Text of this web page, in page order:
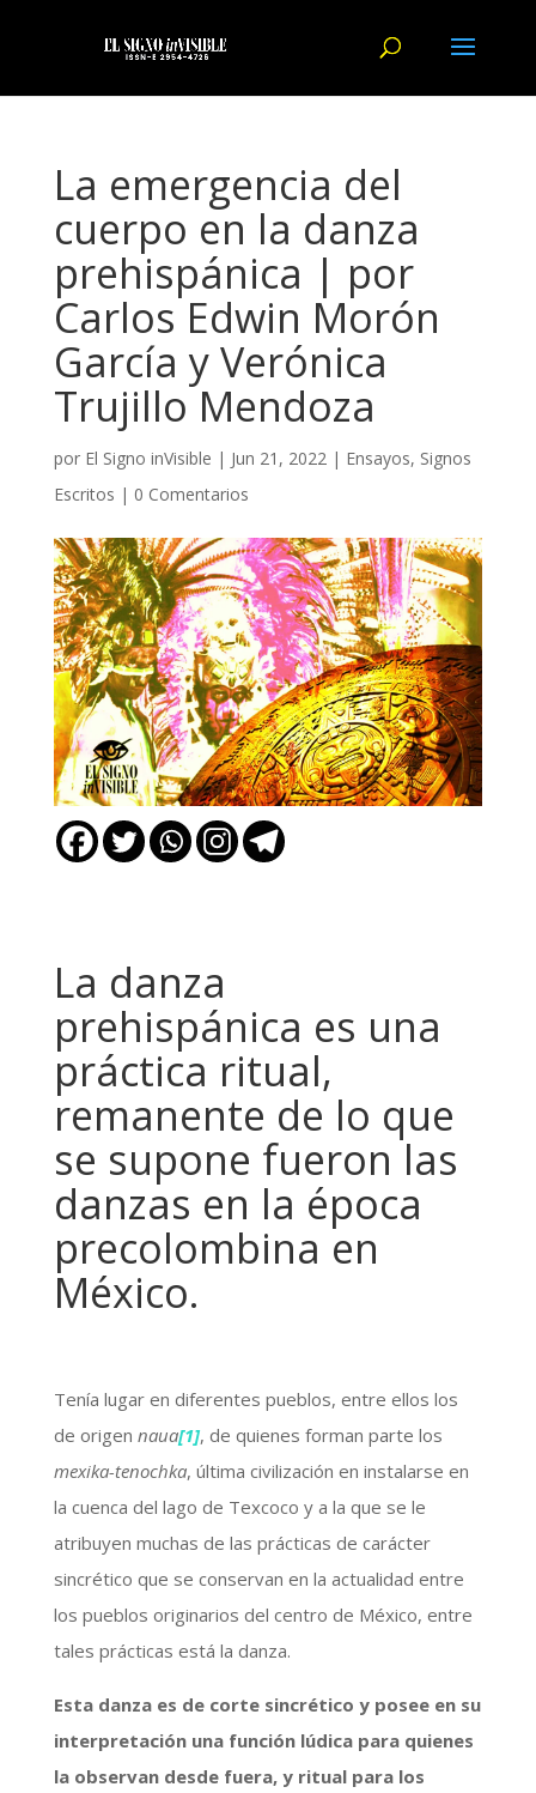
La emergencia del
cuerpo en la danza
prehispánica | por
Carlos Edwin Morón
García y Verónica
Trujillo Mendoza
por El Signo inVisible | Jun 21, 2022| Ensayos, Signos
Escritos | 0 Comentarios
La danza
prehispánica es una
práctica ritual,
remanente de lo que
se supone fueron las
danzas en la época
precolombina en
México.
Tenía lugar en diferentes pueblos, entre ellos los
de origen naua[1], de quienes forman parte los
mexika-tenochka, última civilización en instalarse en
la cuenca del lago de Texcoco y a la que se le
atribuyen muchas de las prácticas de carácter
sincrético que se conservan en la actualidad entre
los pueblos originarios del centro de México, entre
tales prácticas está la danza.
Esta danza es de corte sincrético y posee en su
interpretación una función lúdica para quienes
la observan desde fuera, y ritual para los